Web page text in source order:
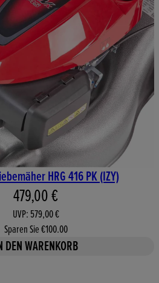
HRG 416 PK (IZY)
Aktueller Preis: 479,00 €.
479,00 €
UVP: 579,00 €
Sparen Sie €100.00
DEN WARENKORB